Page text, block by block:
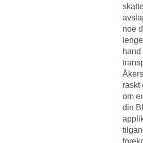
noe
hand
raskt
om
din